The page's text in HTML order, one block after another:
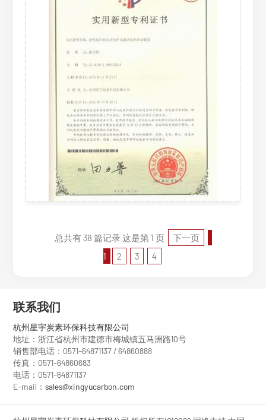
总共有 38 篇记录 这是第 1 页
下一页
1
2 3 4
联系我们
杭州星宇炭素环保科技有限公司
地址：浙江省杭州市建德市梅城镇五马洲路10号
销售部电话：0571-64871137 / 64860888
传真：0571-64860683
电话：0571-64871137
E-mail：sales@xingyucarbon.com